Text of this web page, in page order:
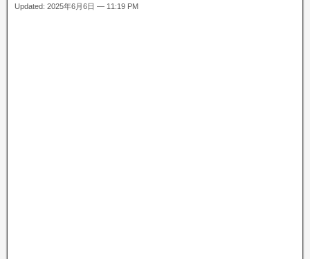
Updated: 2025年6月6日 — 11:19 PM